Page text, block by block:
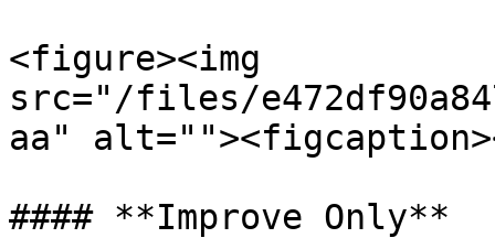
<figure><img
src="/files/
aa"
#### **Improve Only**